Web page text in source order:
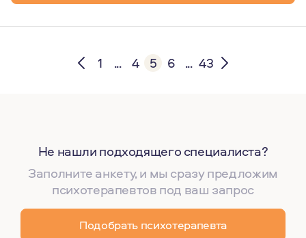
1 ... 4 5 6 ... 43
Не нашли подходящего специалиста?
Заполните анкету, и мы сразу предложим
психотерапевтов под ваш запрос
Подобрать психотерапевта